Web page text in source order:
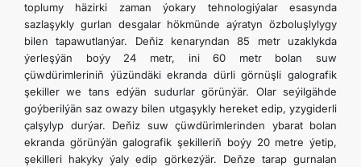
toplumy häzirki zaman ýokary tehnologiýalar esasynda
sazlaşykly gurlan desgalar hökmünde aýratyn özboluşlylygy
bilen tapawutlanýar. Deňiz kenaryndan 85 metr uzaklykda
ýerleşýän boýy 24 metr, ini 60 metr bolan suw
çüwdürimleriniň ýüzündäki ekranda dürli görnüşli galografik
şekiller we tans edýän sudurlar görünýär. Olar seýilgähde
goýberilýän saz owazy bilen utgaşykly hereket edip, yzygiderli
çalşylyp durýar. Deňiz suw çüwdürimlerinden ybarat bolan
ekranda görünýän galografik şekilleriň boýy 20 metre ýetip,
şekilleri hakyky ýaly edip görkezýär. Deňze tarap gurnalan